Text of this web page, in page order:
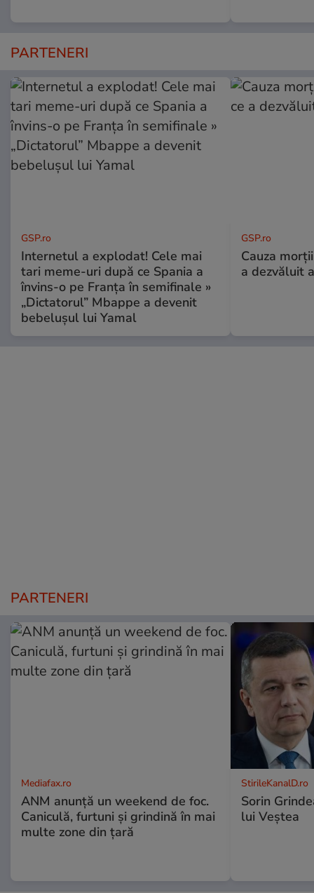
PARTENERI
GSP.ro
Internetul a explodat! Cele mai
tari meme-uri după ce Spania a
învins-o pe Franța în semifinale »
„Dictatorul” Mbappe a devenit
bebelușul lui Yamal
GSP.ro
Cauza
a dezvăluit
PARTENERI
Mediafax.ro
ANM anunță un weekend de foc.
Caniculă, furtuni și grindină în mai
multe zone din țară
StirileKanalD.ro
Sorin
lui Veștea